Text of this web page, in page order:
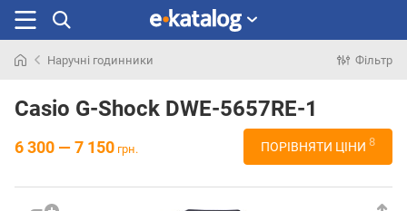
раніше
Наручні годинники Фільтр
Casio G-Shock DWE-5657RE-1
6 300 — 7 150 грн. ПОРІВНЯТИ ЦІНИ 8